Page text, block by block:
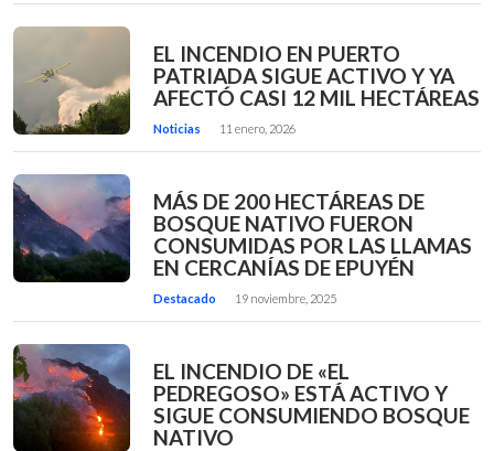
EL INCENDIO EN PUERTO
PATRIADA SIGUE ACTIVO Y YA
AFECTÓ CASI 12 MIL HECTÁREAS
Noticias 11 enero, 2026
MÁS DE 200 HECTÁREAS DE
BOSQUE NATIVO FUERON
CONSUMIDAS POR LAS LLAMAS
EN CERCANÍAS DE EPUYÉN
Destacado 19 noviembre, 2025
EL INCENDIO DE «EL
PEDREGOSO» ESTÁ ACTIVO Y
SIGUE CONSUMIENDO BOSQUE
NATIVO